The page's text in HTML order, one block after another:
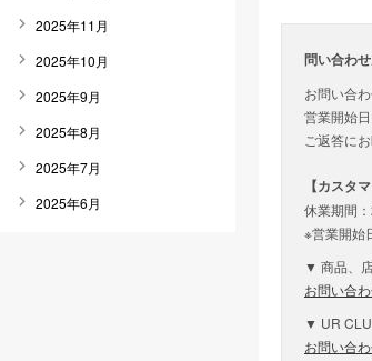
問い合わ
お問い合
営業開始
ご返答に
【カスタ
休業期間
※営業開始
▼ 商品、
お問い合
▼ UR
お問い合
2025年11月
2025年10月
2025年9月
2025年8月
2025年7月
2025年6月